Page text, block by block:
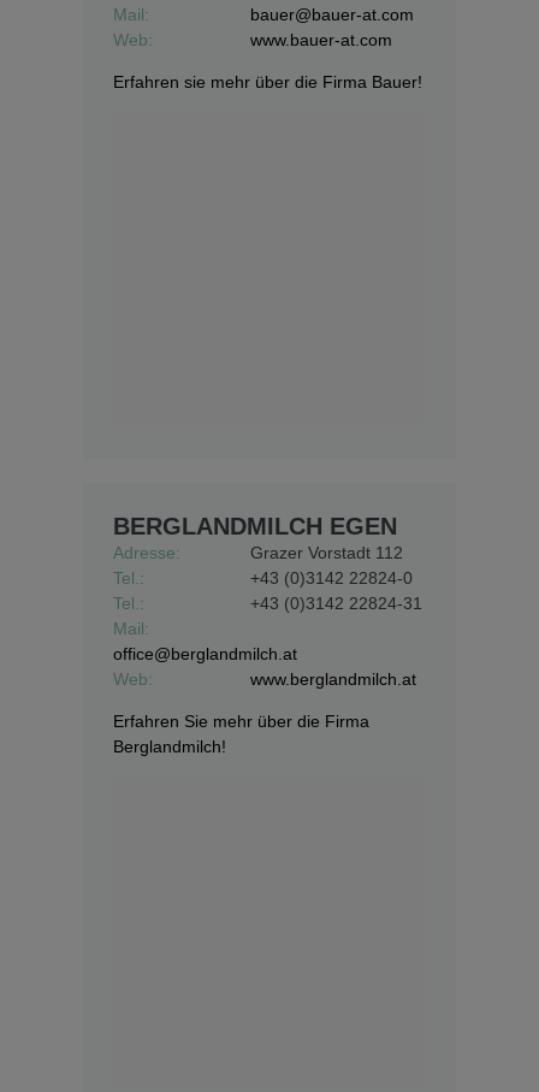
Mail:
bauer@bauer-at.com
Web:
www.bauer-at.com
Erfahren sie mehr über die Firma Bauer!
BERGLANDMILCH EGEN
Adresse:
Grazer Vorstadt 112
Tel.:
+43 (0)3142 22824-0
Tel.:
+43 (0)3142 22824-31
Mail:
office@berglandmilch.at
Web:
www.berglandmilch.at
Erfahren Sie mehr über die Firma
Berglandmilch!